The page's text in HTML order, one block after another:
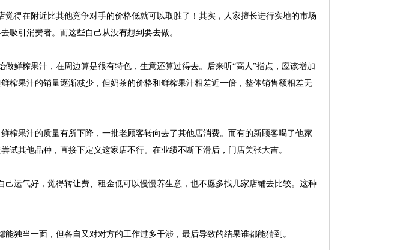
得在附近比其他竞争对手的价格低就可以取胜了！其实，人家擅长进行实地的市场
吸引消费者。而这些自己从没有想到要去做。
榨果汁，在周边算是很有特色，生意还算过得去。后来听“高人”指点，应该增加
榨果汁的销量逐渐减少，但奶茶的价格和鲜榨果汁相差近一倍，整体销售额相差无
果汁的质量有所下降，一批老顾客转向去了其他店消费。而有的新顾客喝了他家
试其他品种，直接下定义这家店不行。在业绩不断下滑后，门店关张大吉。
运气好，觉得转让费、租金低可以慢慢养生意，也不愿多找几家店铺去比较。这种
当一面，但各自又对对方的工作过多干涉，最后导致的结果谁都能猜到。